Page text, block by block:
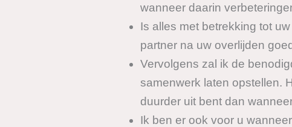
wanneer daarin
Is alles met betrekking tot
partner na uw overlijden
Vervolgens zal ik de
samenwerk laten opstellen.
duurder uit bent dan
Ik ben er ook voor u